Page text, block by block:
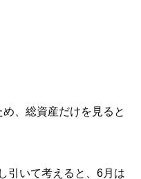
、総資産だけを見ると
引いて考えると、6月は